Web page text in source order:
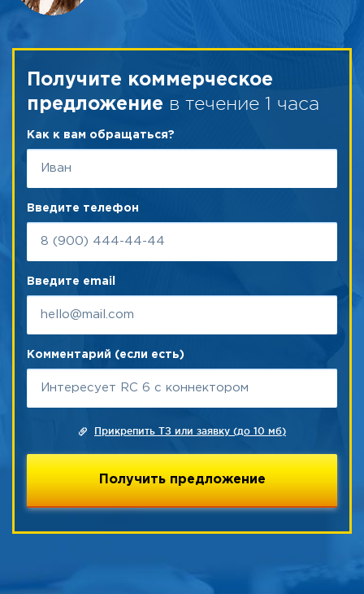
Получите коммерческое
предложение в течение 1 часа
Как к вам обращаться?
Введите телефон
Введите email
Комментарий (если есть)
Прикрепить ТЗ или заявку (до 10 мб)